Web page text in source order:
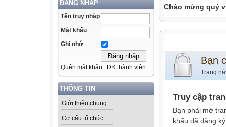
ĐĂNG NHẬP
Tên truy nhập
Mật khẩu
Ghi nhớ
Quên mật khẩu ĐK thành viên
THÔNG TIN
Giới thiệu chung
Cơ cấu tổ chức
Chào mừng quý
Bạn
Trang
Truy cập
Bạn phải mở
khẩu đã đăng